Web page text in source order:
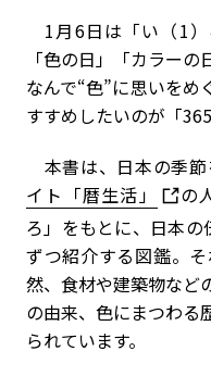
1月6日は「い（1）
「色の日」「カラー
なんで“色”に思いをめ
すすめしたいのが「
本書は、日本の季
イト「暦生活」
の
ろ」をもとに、日本
ずつ紹介する図鑑。
然、食材や建築物など
の由来、色にまつわる
られています。